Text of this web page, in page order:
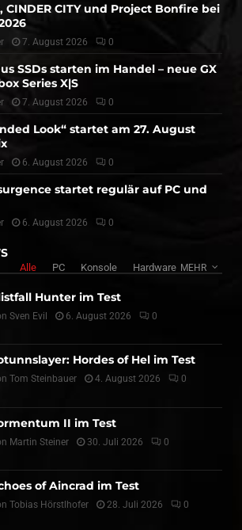
CINDER CITY und Project Bonfire bei
7. August 2026 0
SSDs starten im Handel – neue GX
Series X|S
7. August 2026 0
Look“ startet am 27. August
6. August 2026 0
startet regulär auf PC und
6. August 2026 0
Alle PC Konsole Hardware MEHR
Hunter im Test
Sven Evil 6. August 2026 0
Hordes of Hel im Test
Tom Steinbauer 4. August 2026 0
II im Test
Martin Steiner 30. Juli 2026 0
of Aincrad im Test
Tobias Hörstlhofer 28. Juli 2026 0